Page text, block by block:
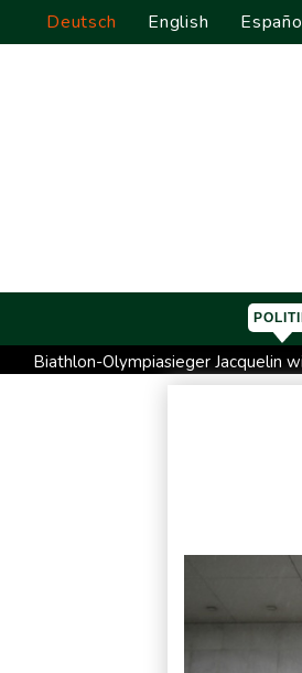
Deutsch English
Biathlon-Olympiasieger Jacquelin